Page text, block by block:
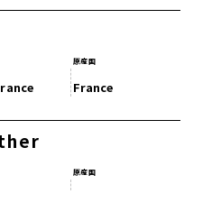
原産国
France
原産国